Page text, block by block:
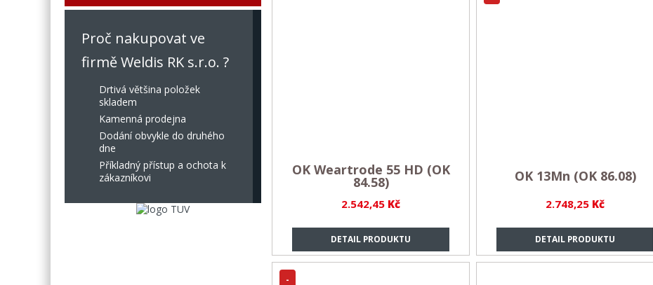
Proč nakupovat ve
firmě Weldis RK s.r.o. ?
Drtivá většina položek
skladem
Kamenná prodejna
Dodání obvykle do druhého
dne
Příkladný přístup a ochota k
zákazníkovi
2.542,45 Kč
DETAIL PRODUKTU
OK Weartrode 55 HD (OK
84.58)
2.748,25 Kč
DETAIL PRODUKTU
OK 13Mn (OK 86.08)
-